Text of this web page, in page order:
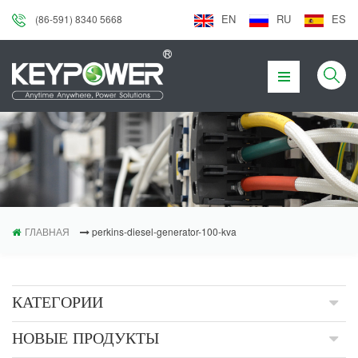
(86-591) 8340 5668 EN RU ES
ГЛАВНАЯ perkins-diesel-generator-100-kva
КАТЕГОРИИ
НОВЫЕ ПРОДУКТЫ